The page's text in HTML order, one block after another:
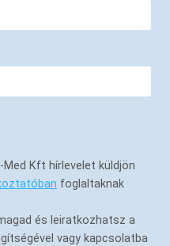
Med Kft hírlevelet küldjön
foglaltaknak
és leiratkozhatsz a
vagy kapcsolatba